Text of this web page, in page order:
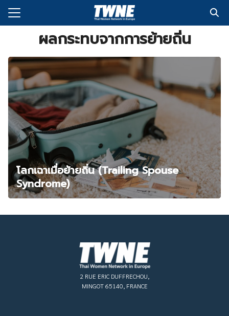
Skip
เรา
มพ์
รา
ผลกระทบจากการย้ายถิ่น
โลกเฉาเมื่อย้ายถิ่น (Trailing Spouse
Syndrome)
2 RUE ERIC DUFFRECHOU,
MINGOT 65140, FRANCE